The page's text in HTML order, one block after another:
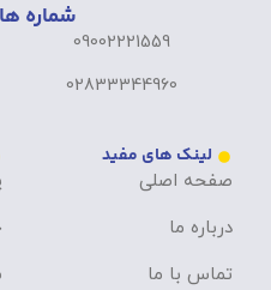
شماره
09002221559
02833344960
لینک های مفید
صفحه اصلی
درباره ما
تماس با ما